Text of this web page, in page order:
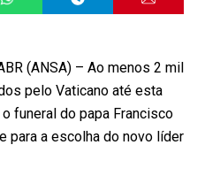
(ANSA) – Ao menos 2 mil
pelo Vaticano até esta
funeral do papa Francisco
para a escolha do novo líder